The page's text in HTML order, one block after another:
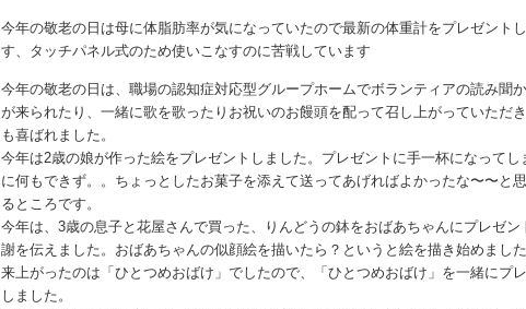
今年の敬老の日は母に体脂肪率が気になっていたので最新の体重計をプレゼント
す、タッチパネル式のため使いこなすのに苦戦しています
今年の敬老の日は、職場の認知症対応型グループホームでボランティアの読み聞
が来られたり、一緒に歌を歌ったりお祝いのお饅頭を配って召し上がっていただ
も喜ばれました。
今年は2歳の娘が作った絵をプレゼントしました。プレゼントに手一杯になってし
に何もできず。。ちょっとしたお菓子を添えて送ってあげればよかったな〜〜と
るところです。
今年は、3歳の息子と花屋さんで買った、りんどうの鉢をおばあちゃんにプレゼン
謝を伝えました。おばあちゃんの似顔絵を描いたら？というと絵を描き始めまし
来上がったのは「ひとつめおばけ」でしたので、「ひとつめおばけ」を一緒にプ
しました。